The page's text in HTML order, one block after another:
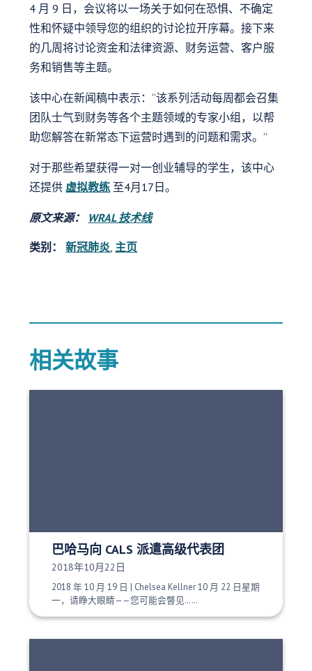
4 月 9 日，会议将以一场关于如何在恐惧、不确定
性和怀疑中领导您的组织的讨论拉开序幕。接下来
的几周将讨论资金和法律资源、财务运营、客户服
务和销售等主题。
该中心在新闻稿中表示：“该系列活动每周都会召集
团队士气到财务等各个主题领域的专家小组，以帮
助您解答在新常态下运营时遇到的问题和需求。”
对于那些希望获得一对一创业辅导的学生，该中心
还提供 虚拟教练 至4月17日。
原文来源： WRAL 技术线
类别： 新冠肺炎 主页
相关故事
巴哈马向 CALS 派遣高级代表团
发布日期：
2018年10月22日
2018 年 10 月 19 日 | Chelsea Kellner 10 月 22 日星期
一，请睁大眼睛——您可能会瞥见……